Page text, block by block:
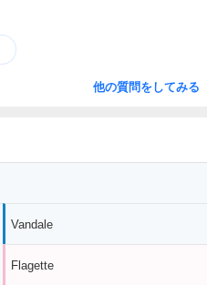
他の質問をしてみる
Vandale
Flagette